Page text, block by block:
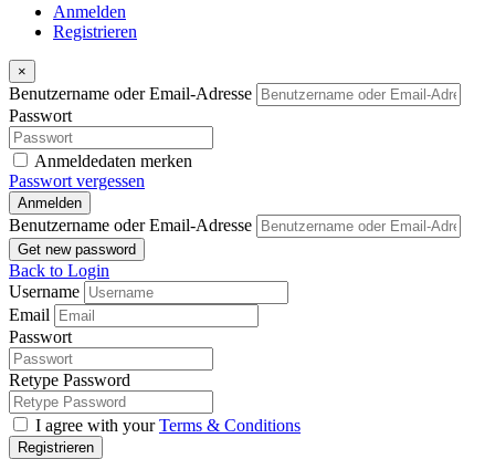
Anmelden
Registrieren
×
Benutzername oder Email-Adresse
Passwort
Anmeldedaten merken
Passwort vergessen
Anmelden
Benutzername oder Email-Adresse
Get new password
Back to Login
Username
Email
Passwort
Retype Password
I agree with yourTerms & Conditions
Registrieren